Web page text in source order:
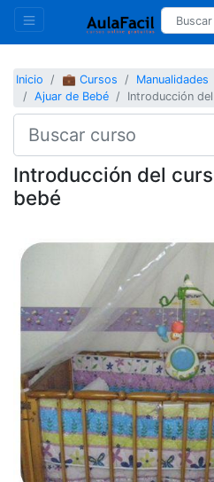
Inicio 💼 Cursos Manualidades
Ajuar de Bebé
Introducción
Introducción del
bebé